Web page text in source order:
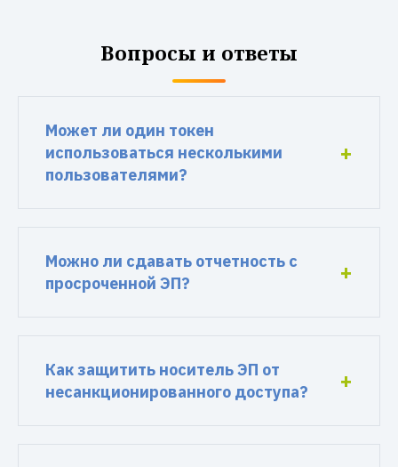
Вопросы и ответы
Может ли один токен
использоваться несколькими
пользователями?
Можно ли сдавать отчетность с
просроченной ЭП?
Как защитить носитель ЭП от
несанкционированного доступа?